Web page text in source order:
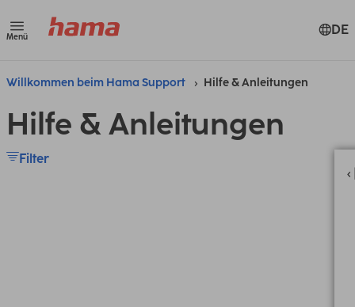
Menü DE
Willkommen beim Hama Support Hilfe & Anleitungen
Hilfe & Anleitungen
Filter